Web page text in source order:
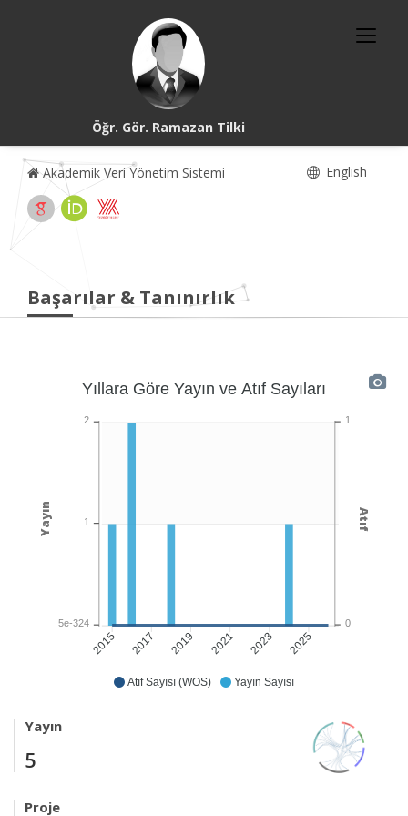
Öğr. Gör. Ramazan Tilki
Akademik Veri Yönetim Sistemi English
Başarılar & Tanınırlık
Atıf Sayısı (WOS) Yayın Sayısı
2015 2017 2019 2021 2023 2025
Yıllara Göre Yayın ve Atıf Sayıları
1
0
Atıf
2
1
5e-324
Yayın
Yayın
5
Proje